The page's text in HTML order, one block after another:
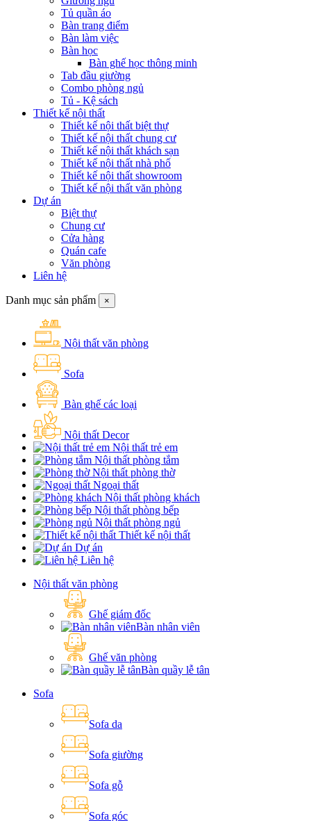
Tủ quần áo
Bàn trang điểm
Bàn làm việc
Bàn học
Bàn ghế học thông minh
Tab đầu giường
Combo phòng ngủ
Tủ - Kệ sách
Thiết kế nội thất
Thiết kế nội thất biệt thự
Thiết kế nội thất chung cư
Thiết kế nội thất khách sạn
Thiết kế nội thất nhà phố
Thiết kế nội thất showroom
Thiết kế nội thất văn phòng
Dự án
Biệt thự
Chung cư
Cửa hàng
Quán cafe
Văn phòng
Liên hệ
Danh mục sản phẩm ×
Nội thất văn phòng
Sofa
Bàn ghế các loại
Nội thất Decor
Nội thất trẻ em
Nội thất phòng tắm
Nội thất phòng thờ
Ngoại thất
Nội thất phòng khách
Nội thất phòng bếp
Nội thất phòng ngủ
Thiết kế nội thất
Dự án
Liên hệ
Nội thất văn phòng
Ghế giám đốc
Bàn nhân viên
Ghế văn phòng
Bàn quầy lễ tân
Sofa
Sofa da
Sofa giường
Sofa gỗ
Sofa góc